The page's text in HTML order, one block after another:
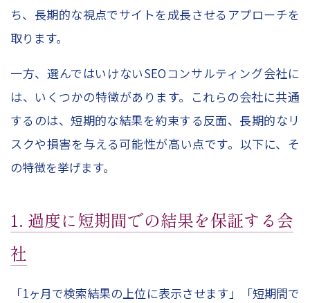
ち、長期的な視点でサイトを成長させるアプローチを
取ります。
一方、選んではいけないSEOコンサルティング会社に
は、いくつかの特徴があります。これらの会社に共通
するのは、短期的な結果を約束する反面、長期的なリ
スクや損害を与える可能性が高い点です。以下に、そ
の特徴を挙げます。
1. 過度に短期間での結果を保証する会
社
「1ヶ月で検索結果の上位に表示させます」「短期間で